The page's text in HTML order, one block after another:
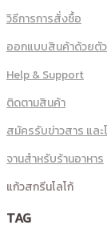
วิธีการการสั่งซื้อ
ออกแบบสินค้าด้วยตั
Help & Support
ติดตามสินค้า
สมัครรับข่าวสาร และ
จานสำหรับร้านอาหาร
แก้วสกรีนโลโก้
TAG